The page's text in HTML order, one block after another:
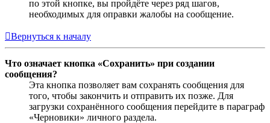
по этой кнопке, вы пройдёте через ряд шагов,
необходимых для оправки жалобы на сообщение.
Вернуться к началу
Что означает кнопка «Сохранить» при создании
сообщения?
Эта кнопка позволяет вам сохранять сообщения для
того, чтобы закончить и отправить их позже. Для
загрузки сохранённого сообщения перейдите в параграф
«Черновики» личного раздела.